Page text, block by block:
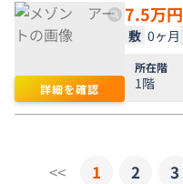
詳細を確認
7.5万円
敷 0ヶ月
所在階
1階
<< 1 2 3